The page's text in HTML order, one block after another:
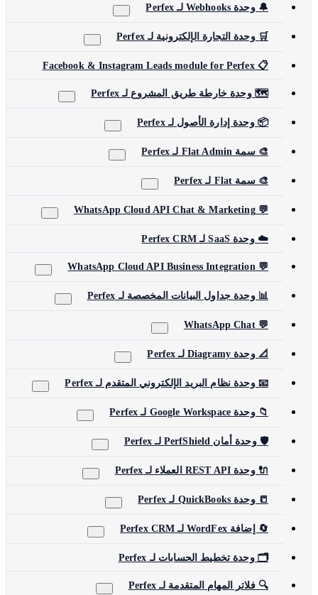
🔔 وحدة Webhooks لـ Perfex
🛒 وحدة التجارة الإلكترونية لـ Perfex
📋 Facebook & Instagram Leads module for Perfex
🗺️ وحدة خارطة طريق المشروع لـ Perfex
📦 وحدة إدارة الأصول لـ Perfex
🎨 سمة Flat Admin لـ Perfex
🎨 سمة Flat لـ Perfex
💬 WhatsApp Cloud API Chat & Marketing
☁️ وحدة SaaS لـ Perfex CRM
💬 WhatsApp Cloud API Business Integration
📊 وحدة جداول البيانات المخصصة لـ Perfex
💬 WhatsApp Chat
📐 وحدة Diagramy لـ Perfex
📧 وحدة نظام البريد الإلكتروني المتقدم لـ Perfex
📁 وحدة Google Workspace لـ Perfex
🛡️ وحدة أمان PerfShield لـ Perfex
🔌 وحدة REST API العملاء لـ Perfex
📒 وحدة QuickBooks لـ Perfex
🔄 إضافة WordFex لـ Perfex CRM
🗂️ وحدة تخطيط الحسابات لـ Perfex
🔍 فلاتر المهام المتقدمة لـ Perfex